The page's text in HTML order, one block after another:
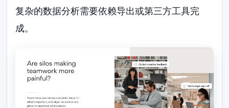
复杂的数据分析需要依赖导出或第三方工具完
成。